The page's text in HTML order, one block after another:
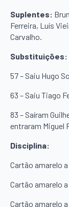
Suplentes:
Ferreira, Luís
Carvalho.
Substituições:
57 – Saiu Hugo
63 – Saiu Tiago
83 – Saíram
entraram Miguel
Disciplina:
Cartão amarelo
Cartão amarelo a
Cartão amarelo a